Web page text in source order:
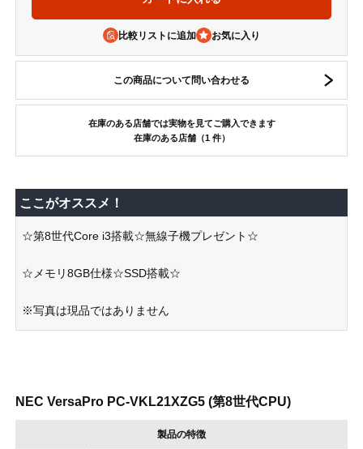
比較リストに追加
この商品について問い合わせる
在庫のある店舗では実物を見てご購入できます
在庫のある店舗（1 件）
ここがオススメ！
☆第8世代Core i3搭載☆無線子機プレゼント☆
☆メモリ8GB仕様☆SSD搭載☆
※写真は現品ではありません
NEC VersaPro PC-VKL21XZG5 (第8世代CPU)
製品の特徴